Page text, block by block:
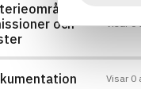
och
Visar 0
Visar 0